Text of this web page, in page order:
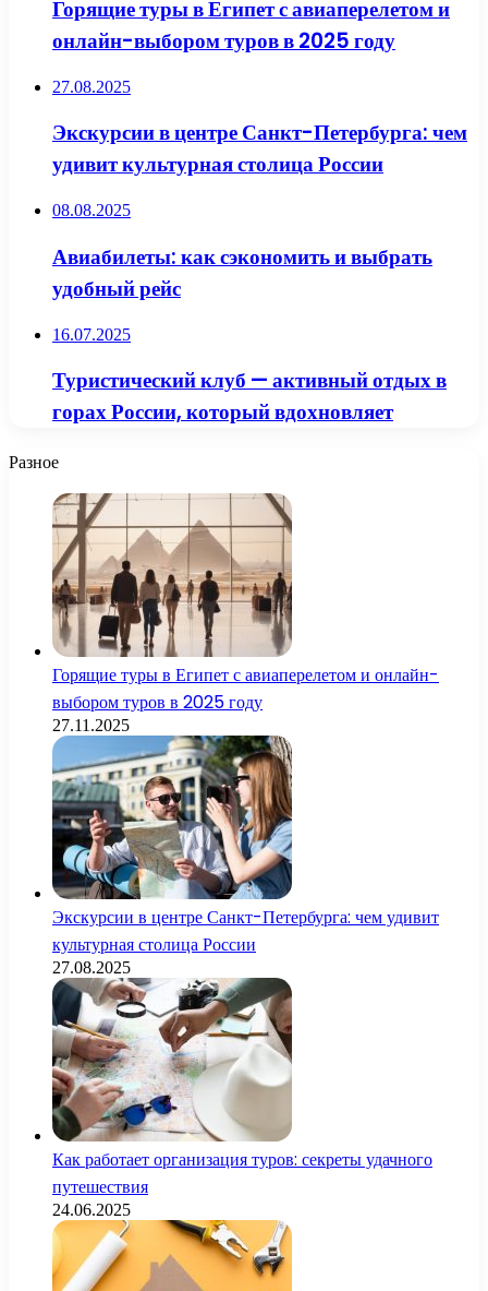
Горящие туры в Египет с авиаперелетом и
онлайн-выбором туров в 2025 году
27.08.2025
Экскурсии в центре Санкт-Петербурга: чем
удивит культурная столица России
08.08.2025
Авиабилеты: как сэкономить и выбрать
удобный рейс
16.07.2025
Туристический клуб — активный отдых в
горах России, который вдохновляет
Разное
Горящие туры в Египет с авиаперелетом и онлайн-
выбором туров в 2025 году
27.11.2025
Экскурсии в центре Санкт-Петербурга: чем удивит
культурная столица России
27.08.2025
Как работает организация туров: секреты удачного
путешествия
24.06.2025